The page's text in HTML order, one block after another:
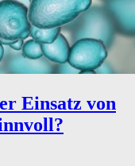
Einsatz von